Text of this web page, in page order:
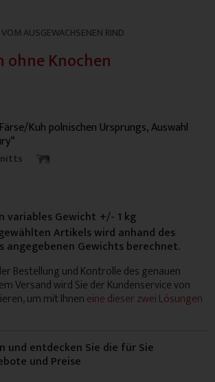
AUSGEWACHSENEN RIND
ohne Knochen
Kuh polnischen Ursprungs, Auswahl
variables Gewicht +/- 1 kg
Artikels wird anhand des
angegebenen Gewichts berechnet.
Bestellung und Kontrolle des genauen
Versand wird Sie der Kundenservice von
um mit Ihneneine dieser zwei Lösungen
und entdecken Sie die für Sie
und Preise